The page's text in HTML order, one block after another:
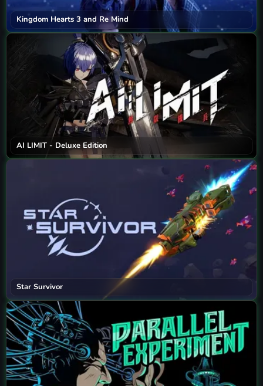
Kingdom Hearts 3 and Re Mind
AI LIMIT - Deluxe Edition
Star Survivor